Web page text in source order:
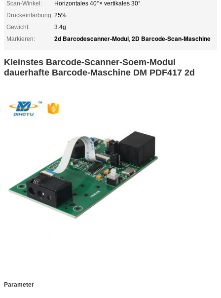
Scan-Winkel:
Horizontales 40°× vertikales 30°
Druckeinfärbung: 25%
Gewicht:
3.4g
Markieren:
2d Barcodescanner-Modul, 2D Barcode-Scan-Maschine
Kleinstes Barcode-Scanner-Soem-Modul
dauerhafte Barcode-Maschine DM PDF417 2d
Parameter